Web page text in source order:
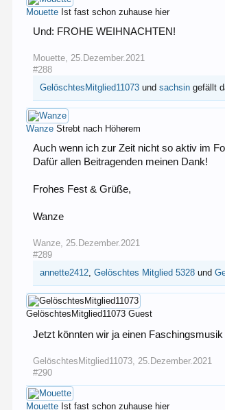
Mouette Ist fast schon zuhause hier
Und: FROHE WEIHNACHTEN!
Mouette, 25.Dezember.2021
#288
GelöschtesMitglied11073 undsachsin gefällt
Wanze Strebt nach Höherem
Auch wenn ich zur Zeit nicht so aktiv im
Dafür allen Beitragenden meinen Dank!
Frohes Fest & Grüße,
Wanze
Wanze, 25.Dezember.2021
#289
annette2412,Gelöschtes Mitglied 5328 und
GelöschtesMitglied11073 Guest
Jetzt könnten wir ja einen
GelöschtesMitglied11073, 25.Dezember.2021
#290
Mouette Ist fast schon zuhause hier